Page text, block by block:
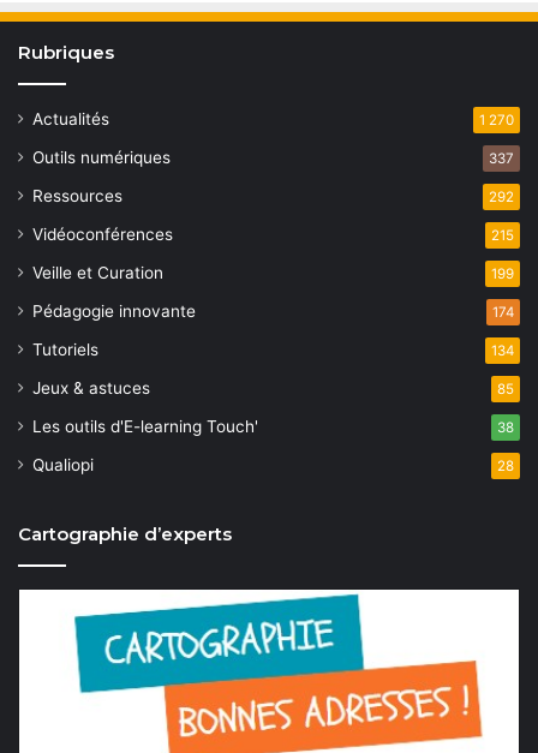
Rubriques
Actualités 1 270
Outils numériques 337
Ressources 292
Vidéoconférences 215
Veille et Curation 199
Pédagogie innovante 174
Tutoriels 134
Jeux & astuces 85
Les outils d'E-learning Touch' 38
Qualiopi 28
Cartographie d’experts